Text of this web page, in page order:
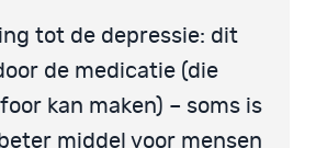
tot de depressie: dit
de medicatie (die
kan maken) – soms is
middel voor mensen